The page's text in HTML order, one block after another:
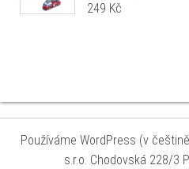
249 Kč
Používáme WordPress (v
s.r.o. Chodovská 228/3